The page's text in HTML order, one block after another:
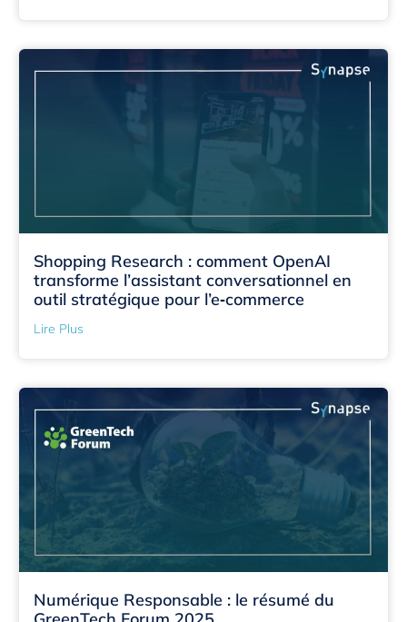
Shopping Research : comment OpenAI
transforme l’assistant conversationnel en
outil stratégique pour l’e‑commerce
Lire Plus
Numérique Responsable : le résumé du